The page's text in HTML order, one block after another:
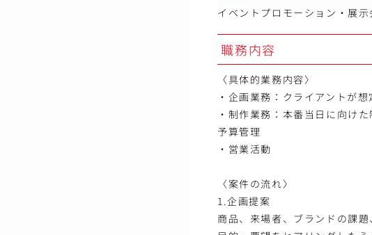
イベントプロモーション・展
職務内容
〈具体的業務内容〉
・企画業務：クライアントが
・制作業務：本番当日に向け
予算管理
・営業活動
〈案件の流れ〉
1.企画提案
商品、来場者、ブランドの課